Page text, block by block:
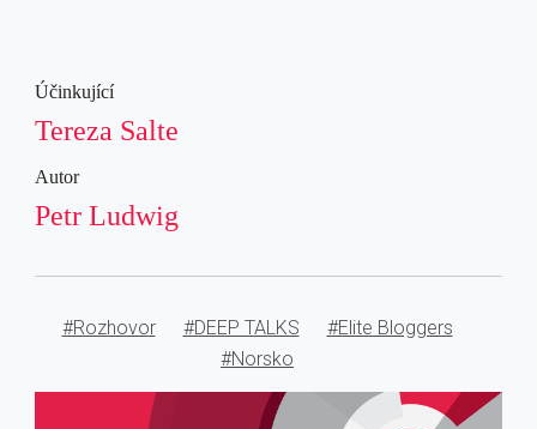
Účinkující
Tereza Salte
Autor
Petr Ludwig
#Rozhovor #DEEP TALKS
#Elite Bloggers
#Norsko